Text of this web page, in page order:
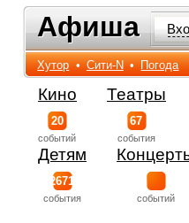
Афиша
Афиша
Хутор • Сити-N • Погода
Кино
20
событий
Театры
67
события
Детям
2671
события событий